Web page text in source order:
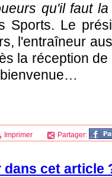
qu'il faut la
Sports. Le
l'entraîneur
la réception de
Imprimer Partager:
cet article